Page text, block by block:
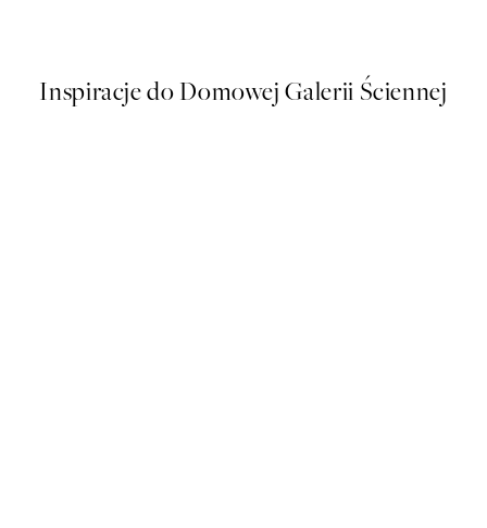
Inspiracje do Domowej Galerii Ściennej